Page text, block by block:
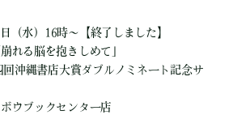
（水）16時～【終了しました】
れる脳を抱きしめて」
沖縄書店大賞ダブルノミネート記念サ
ウブックセンター店